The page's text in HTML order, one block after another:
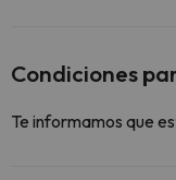
Condiciones
Te informamos que